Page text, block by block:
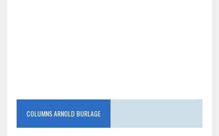
COLUMNS ARNOLD BURLAGE